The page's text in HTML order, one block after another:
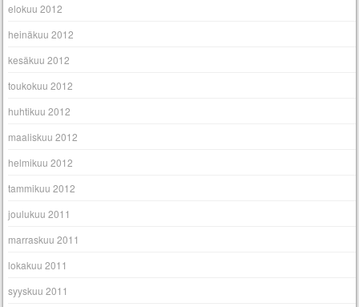
elokuu 2012
heinäkuu 2012
kesäkuu 2012
toukokuu 2012
huhtikuu 2012
maaliskuu 2012
helmikuu 2012
tammikuu 2012
joulukuu 2011
marraskuu 2011
lokakuu 2011
syyskuu 2011